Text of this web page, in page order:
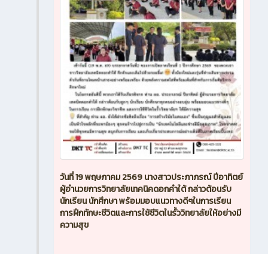
วันที่ 19 พฤษภาคม 2569 นางสาวประภาภรณ์ ปีอาทิตย์
ผู้อำนวยการวิทยาลัยเทคนิคดอกคำใต้ กล่าวต้อนรับ
นักเรียน นักศึกษา พร้อมมอบแนวทางดีๆในการเรียน
การฝึกทักษะชีวิตและการใช้ชีวิตในรั้ววิทยาลัยให้อย่างมี
ความสุข